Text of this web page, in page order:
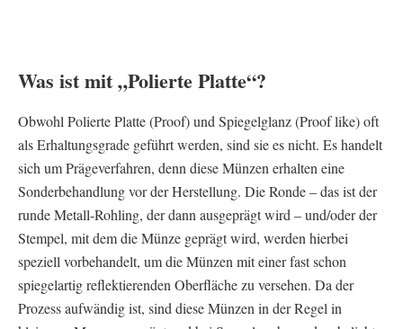
Was ist mit „Polierte Platte“?
Obwohl Polierte Platte (Proof) und Spiegelglanz (Proof like) oft
als Erhaltungsgrade geführt werden, sind sie es nicht. Es handelt
sich um Prägeverfahren, denn diese Münzen erhalten eine
Sonderbehandlung vor der Herstellung. Die Ronde – das ist der
runde Metall-Rohling, der dann ausgeprägt wird – und/oder der
Stempel, mit dem die Münze geprägt wird, werden hierbei
speziell vorbehandelt, um die Münzen mit einer fast schon
spiegelartig reflektierenden Oberfläche zu versehen. Da der
Prozess aufwändig ist, sind diese Münzen in der Regel in